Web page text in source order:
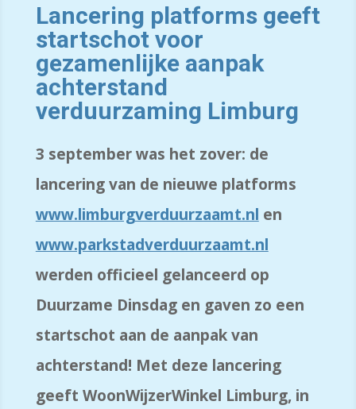
Lancering platforms geeft
startschot voor
gezamenlijke aanpak
achterstand
verduurzaming Limburg
3 september was het zover: de
lancering van de nieuwe platforms
www.limburgverduurzaamt.nl en
www.parkstadverduurzaamt.nl
werden officieel gelanceerd op
Duurzame Dinsdag en gaven zo een
startschot aan de aanpak van
achterstand! Met deze lancering
geeft WoonWijzerWinkel Limburg, in